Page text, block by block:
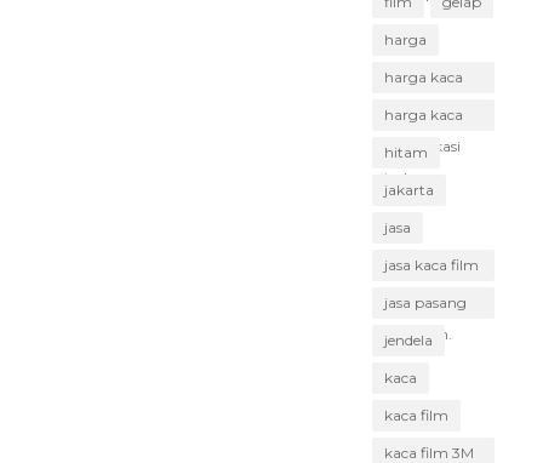
harga
harga kaca
film Bekasi
harga kaca
film Bekasi
terbaru
hitam
jakarta
jasa
jasa kaca film
Bekasi
jasa pasang
kaca film.
jendela
kaca
kaca film
kaca film 3M